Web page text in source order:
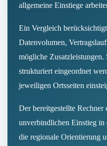
allgemeine Einstiege
Ein Vergleich
Datenvolumen,
mögliche
strukturiert eingeordnet
jeweiligen Ortsseiten
Der bereitgestellte Rechner
unverbindlichen Einstieg
die regionale Orientierung